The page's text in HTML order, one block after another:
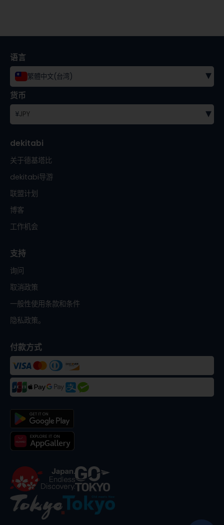
语言
繁體中文(台湾) ▾
货币
¥JPY ▾
dekitabi
关于德基塔比
dekitabi导游
联盟计划
博客
工作机会
支持
询问
取消政策
一般性使用条款和条件
隐私政策。
付款方式